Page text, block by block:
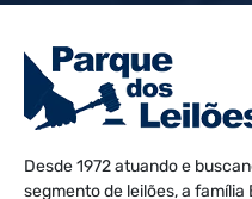
Desde 1972 atuando e
segmento de leilões, a